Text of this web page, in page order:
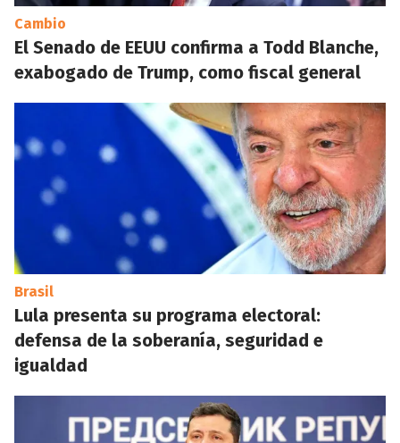
Cambio
El Senado de EEUU confirma a Todd Blanche,
exabogado de Trump, como fiscal general
Brasil
Lula presenta su programa electoral:
defensa de la soberanía, seguridad e
igualdad